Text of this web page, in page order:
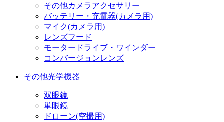
その他カメラアクセサリー
バッテリー・充電器(カメラ用)
マイク(カメラ用)
レンズフード
モータードライブ・ワインダー
コンバージョンレンズ
その他光学機器
双眼鏡
単眼鏡
ドローン(空撮用)